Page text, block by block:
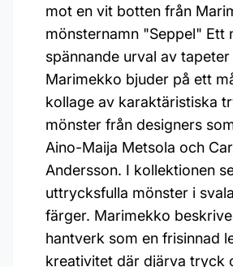
mot en vit botten från
mönsternamn "Seppel" Ett
spännande urval av
Marimekko bjuder på ett
kollage av karaktäristiska
mönster från designers
Aino-Maija Metsola och
Andersson. I kollektionen
uttrycksfulla mönster i
färger. Marimekko
hantverk som en frisinnad
kreativitet där djärva tryck